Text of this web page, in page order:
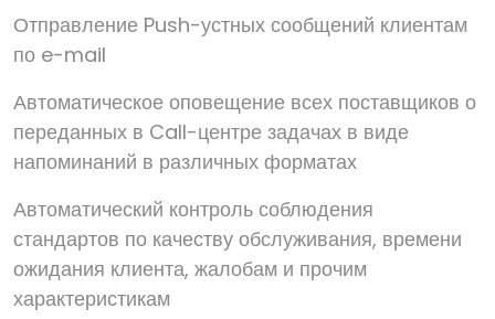
Отправление Push-устных сообщений клиентам
по e-mail
Автоматическое оповещение всех поставщиков о
переданных в Call-центре задачах в виде
напоминаний в различных форматах
Автоматический контроль соблюдения
стандартов по качеству обслуживания, времени
ожидания клиента, жалобам и прочим
характеристикам